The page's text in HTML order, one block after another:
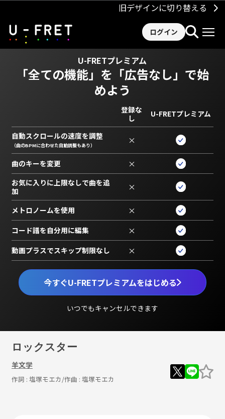
旧デザインに切り替える
ログイン
U-FRETプレミアム
「全ての機能」を 「広告なし」で始
めよう
今すぐU-FRETプレミアムをはじめる
いつでもキャンセルできます
登録な
し
U-FRETプレミアム
自動スクロールの速度を調整
（曲のBPMに合わせた自動調整もあり） ×
曲のキーを変更 ×
お気に入りに上限なしで曲を追
加
×
メトロノームを使用 ×
コード譜を自分用に編集 ×
動画プラスでスキップ制限なし ×
ロックスター
羊文学
作詞 : 塩塚モエカ /作曲 : 塩塚モエカ